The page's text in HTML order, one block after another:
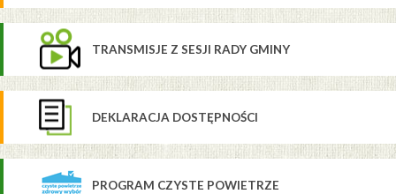
TRANSMISJE Z SESJI RADY GMINY
DEKLARACJA DOSTĘPNOŚCI
PROGRAM CZYSTE POWIETRZE